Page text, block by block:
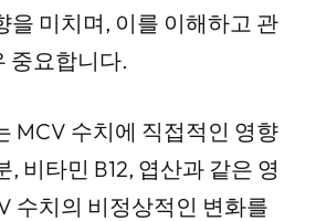
을 미치며, 이를 이해하고 관
중요합니다.
MCV 수치에 직접적인 영향
, 비타민 B12, 엽산과 같은 영
수치의 비정상적인 변화를